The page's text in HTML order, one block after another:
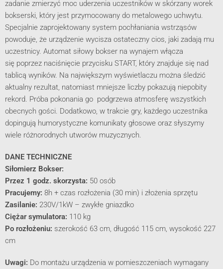
zadanie zmierzyć moc uderzenia uczestników w skórzany worek
bokserski, który jest przymocowany do metalowego uchwytu.
Specjalnie zaprojektowany system pochłaniania wstrząsów
powoduje, że urządzenie wycisza ostateczny cios, jaki zadają mu
uczestnicy. Automat siłowy bokser na wynajem włącza
się poprzez naciśnięcie przycisku START, który znajduje się nad
tablicą wyników. Na największym wyświetlaczu można śledzić
aktualny rezultat, natomiast mniejsze liczby pokazują niepobity
rekord. Próba pokonania go podgrzewa atmosferę wszystkich
obecnych gości. Dodatkowo, w trakcie gry, każdego uczestnika
dopingują humorystyczne komunikaty głosowe oraz słyszymy
wiele różnorodnych utworów muzycznych.
DANE TECHNICZNE
Siłomierz Bokser:
Przez 1 godz. skorzysta: 50 osób
Pracujemy: 8h + czas rozłożenia (30 min) i złożenia sprzętu
Zasilanie: 230V/1kW – zwykłe gniazdko
Ciężar symulatora: 110 kg
Po rozłożeniu: szerokość 63 cm, długość 115 cm, wysokość 227
cm
Uwagi: Do montażu urządzenia w pomieszczeniach wymagany